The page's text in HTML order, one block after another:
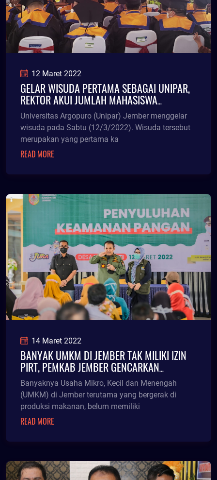
12 Maret 2022
GELAR WISUDA PERTAMA SEBAGAI UNIPAR,
REKTOR AKUI JUMLAH MAHASISWA
MENINGKAT
Universitas Argopuro (Unipar) Jember menggelar
wisuda pada Sabtu (12/3/2022). Wisuda tersebut
merupakan yang pertama ka
READ MORE
14 Maret 2022
BANYAK UMKM DI JEMBER TAK MILIKI IZIN
PIRT, PEMKAB JEMBER GENCARKAN
PENYULUHAN PANGAN
Banyaknya Usaha Mikro, Kecil dan Menengah
(UMKM) di Jember terutama yang bergerak di
produksi makanan, belum memiliki
READ MORE